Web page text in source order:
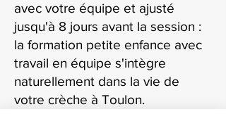
avec votre équipe et ajusté
jusqu'à 8 jours avant la session :
la formation petite enfance avec
travail en équipe s'intègre
naturellement dans la vie de
votre crèche à Toulon.